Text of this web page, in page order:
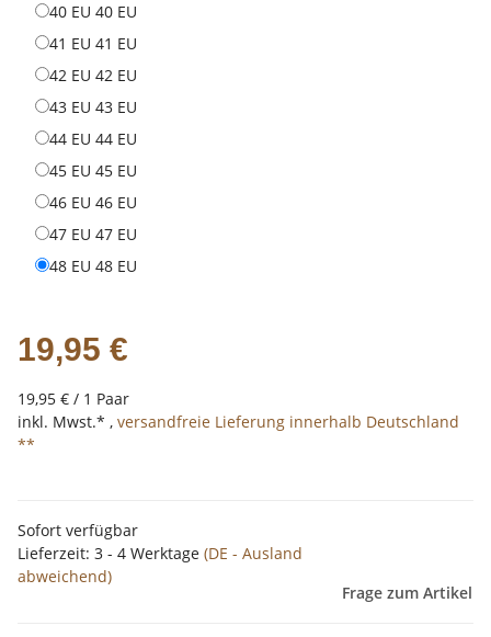
40 EU 40 EU
41 EU 41 EU
42 EU 42 EU
43 EU 43 EU
44 EU 44 EU
45 EU 45 EU
46 EU 46 EU
47 EU 47 EU
48 EU 48 EU
19,95 €
19,95 € / 1 Paar
inkl. Mwst.* , versandfreie Lieferung innerhalb Deutschland
**
Sofort verfügbar
Lieferzeit: 3 - 4 Werktage (DE - Ausland
abweichend)
Frage zum Artikel